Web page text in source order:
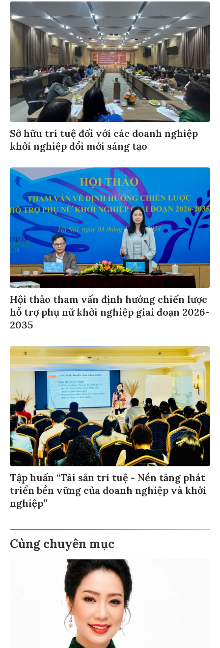
Sở hữu trí tuệ đối với các doanh nghiệp
khởi nghiệp đổi mới sáng tạo
Hội thảo tham vấn định hướng chiến lược
hỗ trợ phụ nữ khởi nghiệp giai đoạn 2026-
2035
Tập huấn “Tài sản trí tuệ - Nền tảng phát
triển bền vững của doanh nghiệp và khởi
nghiệp”
Cùng chuyên mục